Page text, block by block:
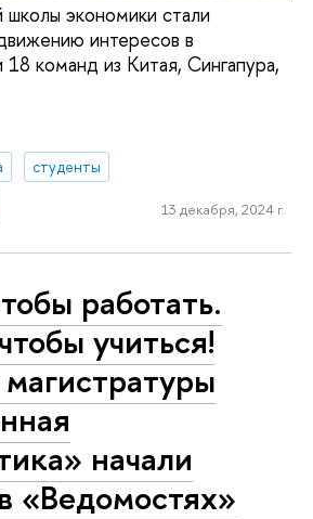
экономики стали
интересов в
команд из Китая, Сингапура,
студенты
13 декабря, 2024 г.
работать.
учиться!
начали
«Ведомостях»